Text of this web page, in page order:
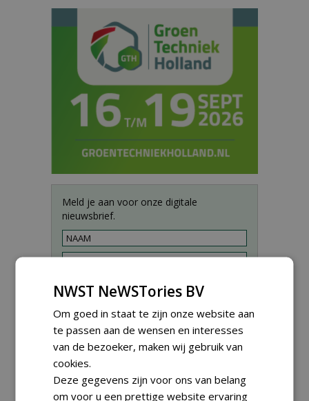
Meld je aan voor onze digitale
nieuwsbrief.
NWST NeWSTories BV
Om goed in staat te zijn onze website aan
te passen aan de wensen en interesses
van de bezoeker, maken wij gebruik van
cookies.
Deze gegevens zijn voor ons van belang
om voor u een prettige website ervaring